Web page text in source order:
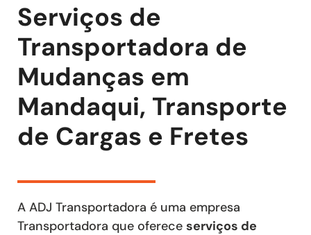
Serviços de
Transportadora de
Mudanças em
Mandaqui, Transporte
de Cargas e Fretes
A ADJ Transportadora é uma empresa
Transportadora que oferece serviços de